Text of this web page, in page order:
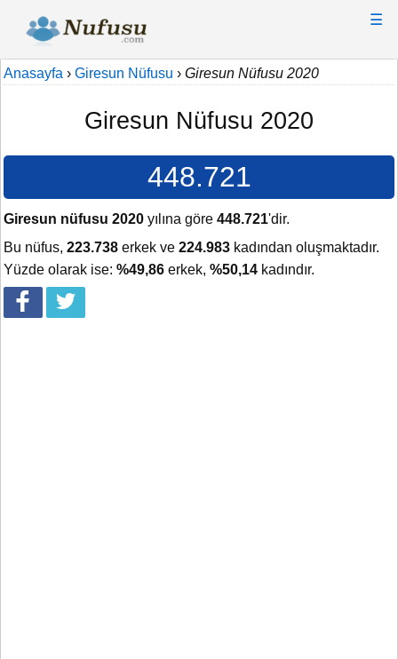
☰
Anasayfa › Giresun Nüfusu › Giresun Nüfusu 2020
Giresun Nüfusu 2020
448.721
Giresun nüfusu 2020 yılına göre 448.721'dir.
Bu nüfus, 223.738 erkek ve 224.983 kadından oluşmaktadır.
Yüzde olarak ise: %49,86 erkek, %50,14 kadındır.